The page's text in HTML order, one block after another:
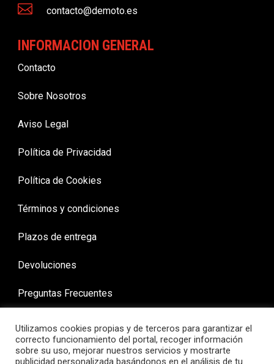
 contacto@demoto.es
INFORMACION GENERAL
Contacto
Sobre Nosotros
Aviso Legal
Política de Privacidad
Política de Cookies
Términos y condiciones
Plazos de entrega
Devoluciones
Preguntas Frecuentes
Utilizamos cookies propias y de terceros para garantizar el
correcto funcionamiento del portal, recoger información
sobre su uso, mejorar nuestros servicios y mostrarte
publicidad personalizada basándonos en el análisis de tu